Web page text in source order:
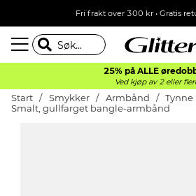
Fri frakt over 300 kr • Gratis
25% på ALLE
Ved kjøp av 2 eller
Start Smykker Armbånd
Tynne
Smalt, gullfarget bangle-armbånd